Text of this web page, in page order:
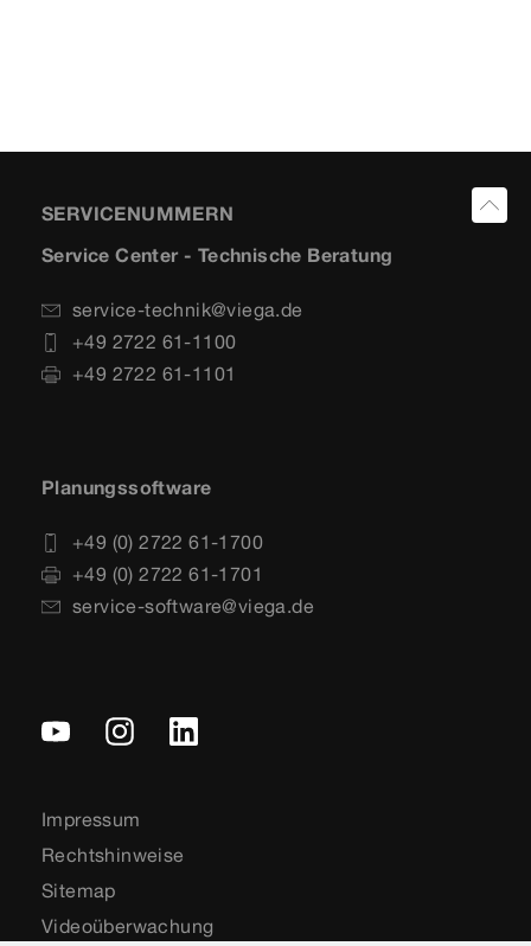
SERVICENUMMERN
Service Center - Technische Beratung
service-technik@viega.de
+49 2722 61-1100
+49 2722 61-1101
Planungssoftware
+49 (0) 2722 61-1700
+49 (0) 2722 61-1701
service-software@viega.de
Impressum
Rechtshinweise
Sitemap
Videoüberwachung